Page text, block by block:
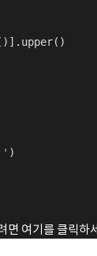
)
면 여기를 클릭하